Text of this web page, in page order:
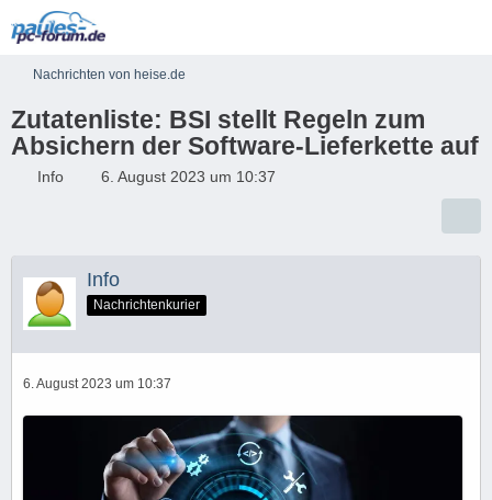
Nachrichten von heise.de
Zutatenliste: BSI stellt Regeln zum
Absichern der Software-Lieferkette auf
Info 6. August 2023 um 10:37
Info
Nachrichtenkurier
6. August 2023 um 10:37